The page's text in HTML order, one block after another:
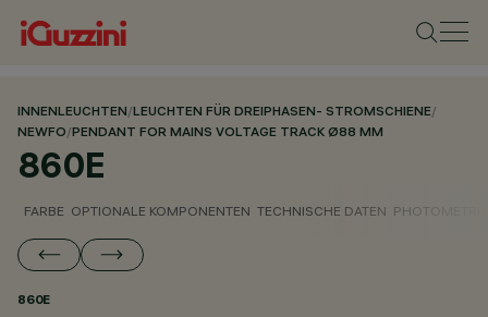
INNENLEUCHTEN/LEUCHTEN FÜR DREIPHASEN- STROMSCHIENE/
NEWFO/PENDANT FOR MAINS VOLTAGE TRACK Ø88 MM
860E
FARBE OPTIONALE KOMPONENTEN TECHNISCHE DATEN
860E